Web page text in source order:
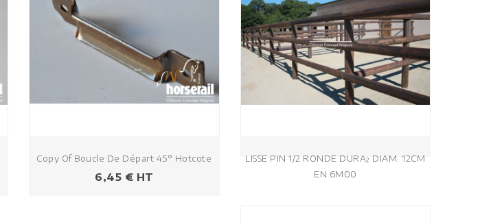
Copy Of Boucle De Départ 45° Hotcote
Prezzo
6,45 € HT
LISSE PIN 1/2 RONDE DURA² DIAM. 12CM
EN 6M00